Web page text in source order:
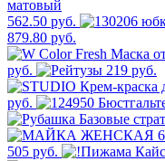
562.50 руб.
879.80 руб.
руб.
219 руб.
руб.
505 руб.